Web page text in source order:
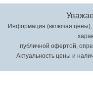
Информация (включая цены),
публичной офертой,
Актуальность цены и